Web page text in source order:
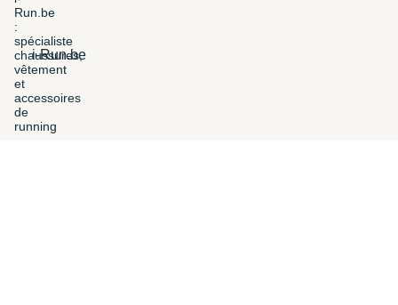
i-Run.be